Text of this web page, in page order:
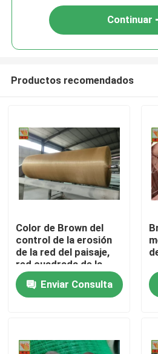
Hogar
Sobre nosotros
Continuar
Productos recomendados
Color de Brown del
control de la erosión
de la red del paisaje,
red cuadrada de la
malla del polipropileno
Enviar Consulta